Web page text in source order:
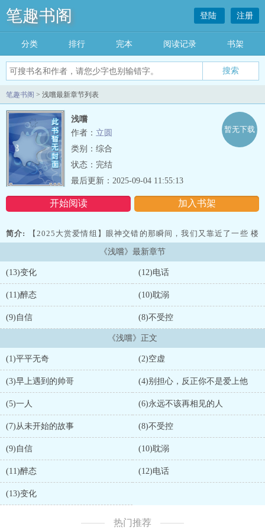
笔趣书阁 登陆 注册
分类 排行 完本 阅读记录 书架
笔趣书阁 > 浅嚐最新章节列表
浅嚐
作者： 立圆
类别：综合
状态：完结
开始阅读 加入书架
暂无下载
最后更新：2025-09-04 11:55:13
简介:
【2025大赏爱情组】眼神交错的那瞬间，我们又靠近了一些 楼
倾簪一直认为自己 ...
《浅嚐》最新章节
(13)变化 (12)电话
(11)醉态 (10)耽溺
(9)自信 (8)不受控
《浅嚐》正文
(1)平平无奇 (2)空虚
(3)早上遇到的帅哥 (4)别担心，反正你不是爱上他
(5)一人 (6)永远不该再相见的人
(7)从未开始的故事 (8)不受控
(9)自信 (10)耽溺
(11)醉态 (12)电话
(13)变化
热门推荐